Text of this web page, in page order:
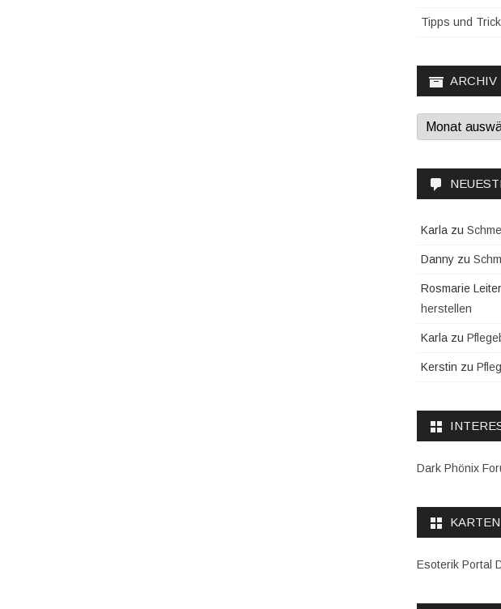
Tipps und
ARCHIV
Archiv
Karla zu
Danny zu
Rosmarie Leiter
herstellen
Karla zu
Kerstin zu
Dark Phönix
Esoterik Portal